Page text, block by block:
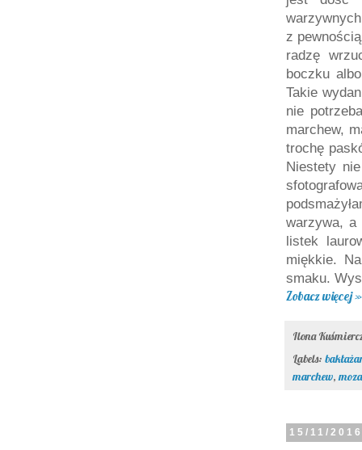
z
radzę
boczku
Takie
nie
marchew,
trochę
Niestety
warzywa, a
listek
miękkie.
smaku.
Zobacz więcej »
Ilona
Labels:
marchew,
15/11/